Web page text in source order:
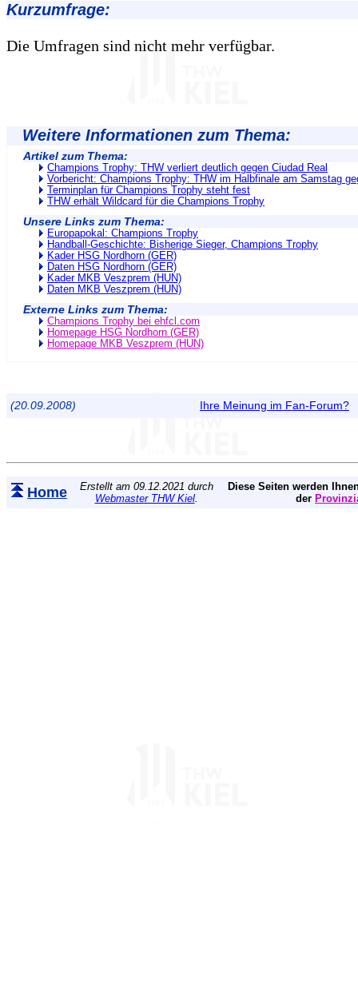
Kurzumfrage:
Die Umfragen sind nicht mehr verfügbar.
Weitere Informationen zum Thema:
Artikel zum Thema:
Champions Trophy: THW verliert deutlich gegen Ciudad Real
Vorbericht: Champions Trophy: THW im Halbfinale am Samstag
Terminplan für Champions Trophy steht fest
THW erhält Wildcard für die Champions Trophy
Unsere Links zum Thema:
Europapokal: Champions Trophy
Handball-Geschichte: Bisherige Sieger, Champions Trophy
Kader HSG Nordhorn (GER)
Daten HSG Nordhorn (GER)
Kader MKB Veszprem (HUN)
Daten MKB Veszprem (HUN)
Externe Links zum Thema:
Champions Trophy bei ehfcl.com
Homepage HSG Nordhorn (GER)
Homepage MKB Veszprem (HUN)
(20.09.2008) Ihre Meinung im Fan-Forum?
Home
Erstellt am 09.12.2021 durch
Webmaster THW Kiel.
Diese Seiten werden
der